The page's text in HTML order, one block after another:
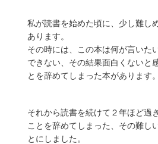
私が読書を始めた頃に、少し難し
あります。
その時には、この本は何が言いた
できない、その結果面白くないと
とを辞めてしまった本があります。
それから読書を続けて２年ほど過
ことを辞めてしまった、その難し
とにしました。